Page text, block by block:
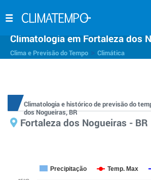
Climatologia em Fortaleza dos
Clima e Previsão do Tempo Climática
Climatologia e histórico de previsão do
dos Nogueiras, BR
Fortaleza dos Nogueiras - BR
Precipitação Temp. Max